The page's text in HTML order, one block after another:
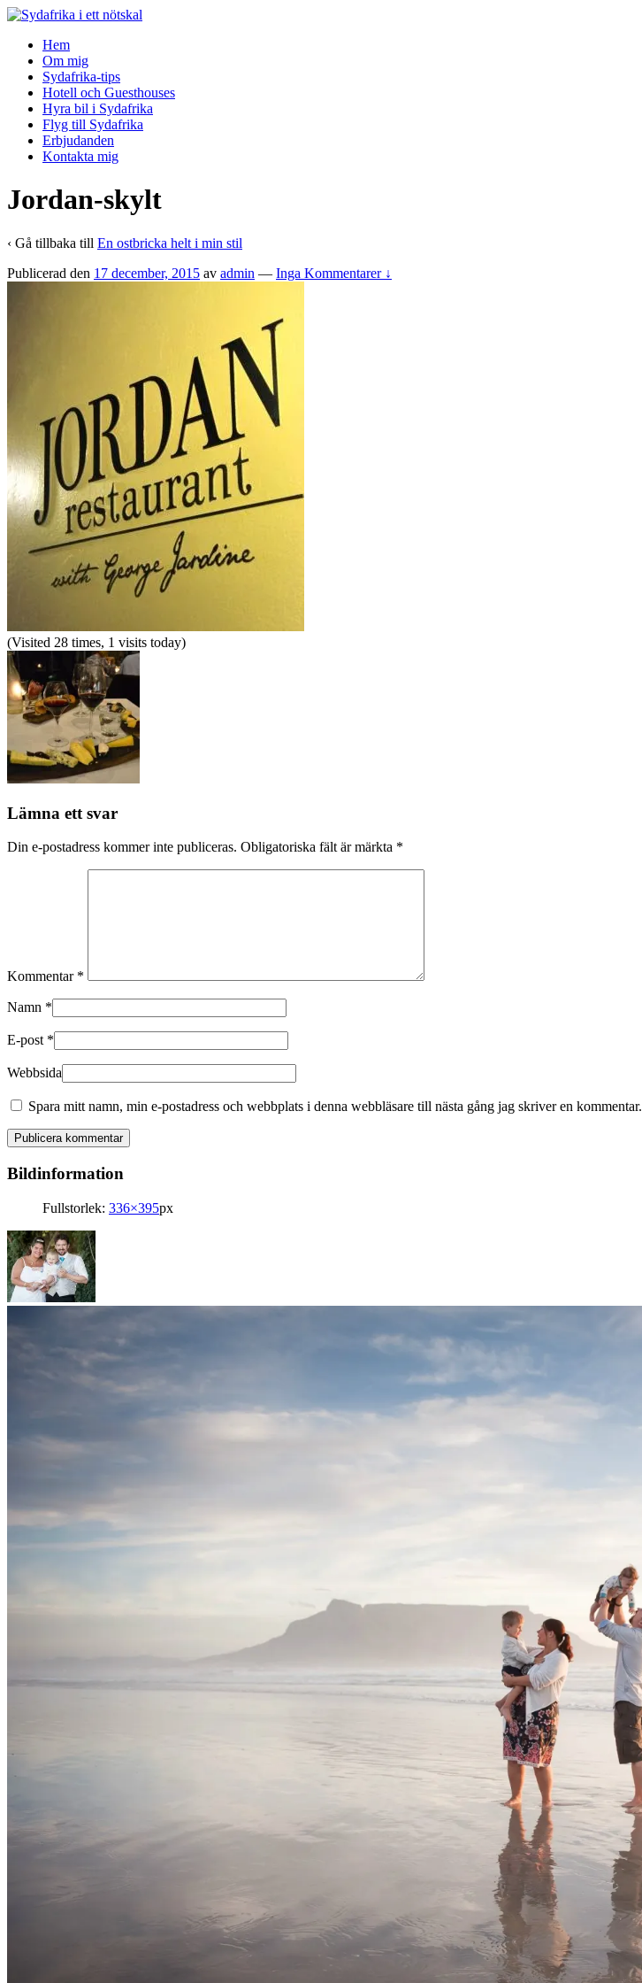
↓
Main
Content
Hem
Om mig
Sydafrika-tips
Hotell och Guesthouses
Hyra bil i Sydafrika
Flyg till Sydafrika
Erbjudanden
Kontakta mig
Jordan-skylt
‹ Gå tillbaka till En ostbricka helt i min stil
Publicerad den 17 december, 2015 av admin — Inga Kommentarer ↓
(Visited 28 times, 1 visits today)
Lämna ett svar
Din e-postadress kommer inte publiceras. Obligatoriska fält är märkta *
Kommentar *
Namn *
E-post *
Webbsida
Spara mitt namn, min e-postadress och webbplats i denna webbläsare till nästa gång jag skriver en kommentar.
Bildinformation
Fullstorlek: 336×395px